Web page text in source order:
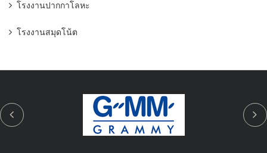
โรงงานปากกาโลหะ
โรงงานสมุดโน้ต